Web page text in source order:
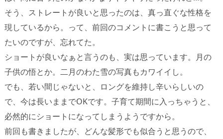
そう、ストレートが良いと思ったのは、真っ直ぐな性格を
現しているから。って、前回のコメントに書こうと思って
たいのですが、忘れてた。
ショートが良いなぁと言うのも、実は思っています。月の
子供の悟とか。二月のわた雪の写真もカワイイし。
でも、若い間じゃないと、ロングを維持し辛いらしいの
で、今は長いままでOKです。子育て期間に入っちゃうと、
必然的にショートになってしまうようですから。
前回も書きましたが、どんな髪形でも似合うと思うので、